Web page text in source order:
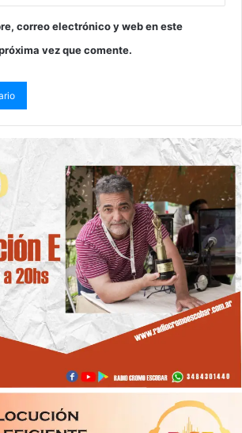
correo electrónico y web en este
vez que comente.